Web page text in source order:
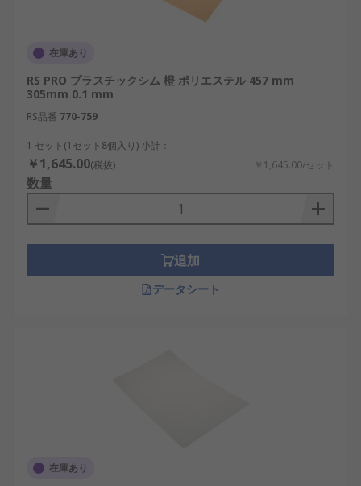
在庫あり
RS PRO プラスチックシム 橙 ポリエステル 457 mm
305mm 0.1 mm
RS品番 770-759
1 セット(1セット8個入り) 小計：
￥1,645.00(税抜) ￥1,645.00/セット
数量
追加
データシート
在庫あり